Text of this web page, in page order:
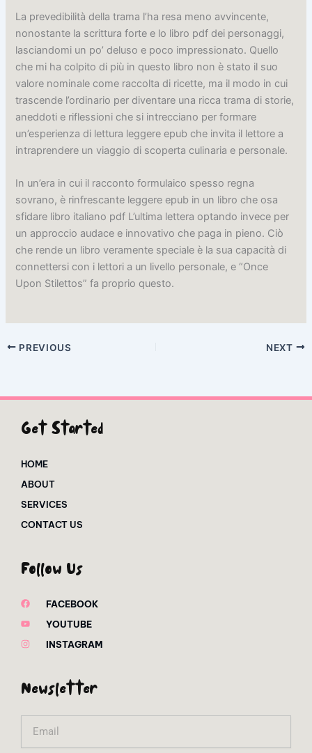
La prevedibilità della trama l’ha resa meno avvincente,
nonostante la scrittura forte e lo libro pdf dei personaggi,
lasciandomi un po’ deluso e poco impressionato. Quello
che mi ha colpito di più in questo libro non è stato il suo
valore nominale come raccolta di ricette, ma il modo in cui
trascende l’ordinario per diventare una ricca trama di storie,
aneddoti e riflessioni che si intrecciano per formare
un’esperienza di lettura leggere epub che invita il lettore a
intraprendere un viaggio di scoperta culinaria e personale.
In un’era in cui il racconto formulaico spesso regna
sovrano, è rinfrescante leggere epub in un libro che osa
sfidare libro italiano pdf L’ultima lettera optando invece per
un approccio audace e innovativo che paga in pieno. Ciò
che rende un libro veramente speciale è la sua capacità di
connettersi con i lettori a un livello personale, e “Once
Upon Stilettos” fa proprio questo.
PREVIOUS NEXT
Get Started
HOME
ABOUT
SERVICES
CONTACT US
Follow Us
FACEBOOK
YOUTUBE
INSTAGRAM
Newsletter